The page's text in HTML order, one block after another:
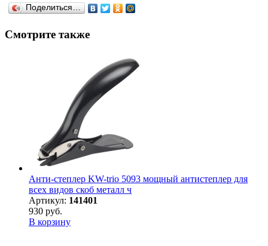
Поделиться…
Смотрите также
Анти-степлер KW-trio 5093 мощный антистеплер для
всех видов скоб металл ч
Артикул: 141401
930 руб.
В корзину